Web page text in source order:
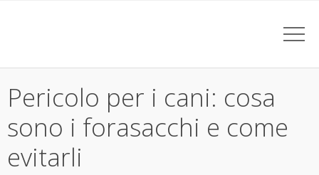
Pericolo per i cani: cosa
sono i forasacchi e come
evitarli